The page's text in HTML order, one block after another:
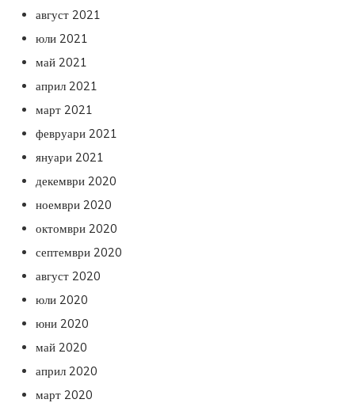
август 2021
юли 2021
май 2021
април 2021
март 2021
февруари 2021
януари 2021
декември 2020
ноември 2020
октомври 2020
септември 2020
август 2020
юли 2020
юни 2020
май 2020
април 2020
март 2020